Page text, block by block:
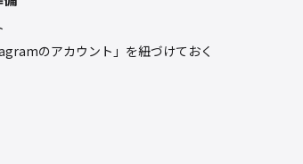
のアカウント」を紐づけておく